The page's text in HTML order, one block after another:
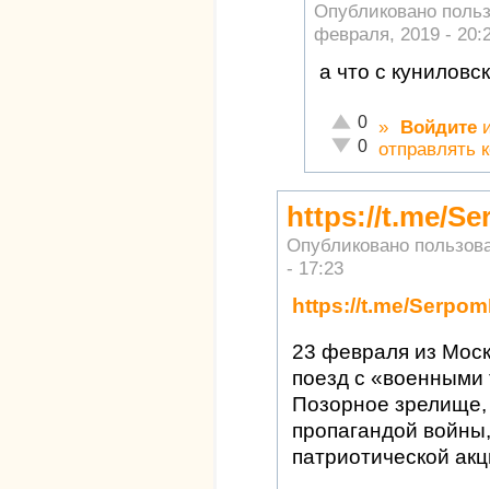
Опубликовано
февраля, 2019 -
а что с
Отлично!
0
Неадекватно!
0
» Войдите
отправлять
https://t.me/
Опубликовано
- 17:23
https://t.me/
23 февраля из
поезд с
Позорное
пропагандой
патриотической